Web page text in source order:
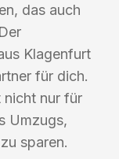
das auch
Klagenfurt
für dich.
nicht nur für
Umzugs,
sparen.